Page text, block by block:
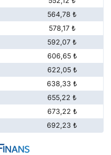
564,78 ₺
578,17 ₺
592,07 ₺
606,65 ₺
622,05 ₺
638,33 ₺
655,22 ₺
673,22 ₺
692,23 ₺